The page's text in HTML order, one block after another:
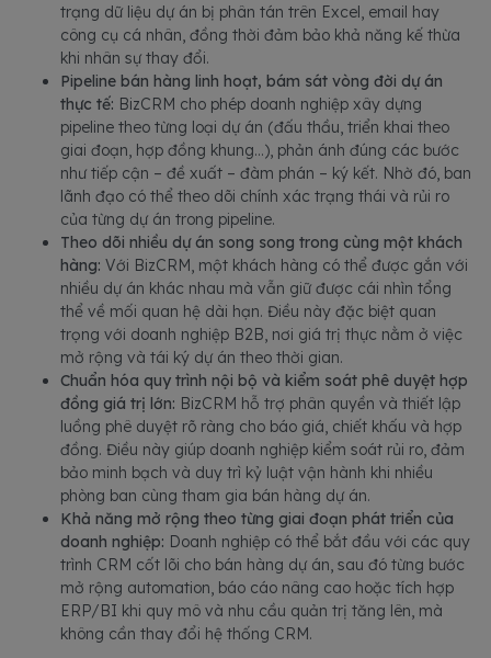
trạng dữ liệu dự án bị phân tán trên Excel, email hay
công cụ cá nhân, đồng thời đảm bảo khả năng kế thừa
khi nhân sự thay đổi.
Pipeline bán hàng linh hoạt, bám sát vòng đời dự án
thực tế: BizCRM cho phép doanh nghiệp xây dựng
pipeline theo từng loại dự án (đấu thầu, triển khai theo
giai đoạn, hợp đồng khung…), phản ánh đúng các bước
như tiếp cận – đề xuất – đàm phán – ký kết. Nhờ đó, ban
lãnh đạo có thể theo dõi chính xác trạng thái và rủi ro
của từng dự án trong pipeline.
Theo dõi nhiều dự án song song trong cùng một khách
hàng: Với BizCRM, một khách hàng có thể được gắn với
nhiều dự án khác nhau mà vẫn giữ được cái nhìn tổng
thể về mối quan hệ dài hạn. Điều này đặc biệt quan
trọng với doanh nghiệp B2B, nơi giá trị thực nằm ở việc
mở rộng và tái ký dự án theo thời gian.
Chuẩn hóa quy trình nội bộ và kiểm soát phê duyệt hợp
đồng giá trị lớn: BizCRM hỗ trợ phân quyền và thiết lập
luồng phê duyệt rõ ràng cho báo giá, chiết khấu và hợp
đồng. Điều này giúp doanh nghiệp kiểm soát rủi ro, đảm
bảo minh bạch và duy trì kỷ luật vận hành khi nhiều
phòng ban cùng tham gia bán hàng dự án.
Khả năng mở rộng theo từng giai đoạn phát triển của
doanh nghiệp: Doanh nghiệp có thể bắt đầu với các quy
trình CRM cốt lõi cho bán hàng dự án, sau đó từng bước
mở rộng automation, báo cáo nâng cao hoặc tích hợp
ERP/BI khi quy mô và nhu cầu quản trị tăng lên, mà
không cần thay đổi hệ thống CRM.